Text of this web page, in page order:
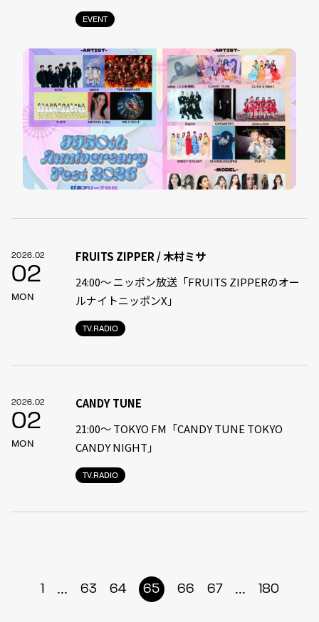
EVENT
2026.02
02
MON
TV.RADIO
FRUITS ZIPPER / 木村ミサ
24:00〜 ニッポン放送「FRUITS ZIPPERのオー
ルナイトニッポンX」
2026.02
02
MON
TV.RADIO
CANDY TUNE
21:00〜 TOKYO FM「CANDY TUNE TOKYO
CANDY NIGHT」
1 ... 63 64 65 66 67 ... 180